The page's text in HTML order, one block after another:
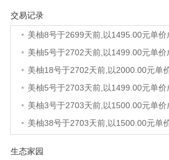
交易记录
• 美柚8号于2699天前,以1500.00元单价
• 美柚8号于2699天前,以1495.00元单价
• 美柚5号于2702天前,以1499.00元单价
• 美柚18号于2702天前,以2000.00元单
• 美柚5号于2703天前,以1499.00元单价
• 美柚3号于2703天前,以1500.00元单价
• 美柚38号于2703天前,以1500.00元单
生态家园